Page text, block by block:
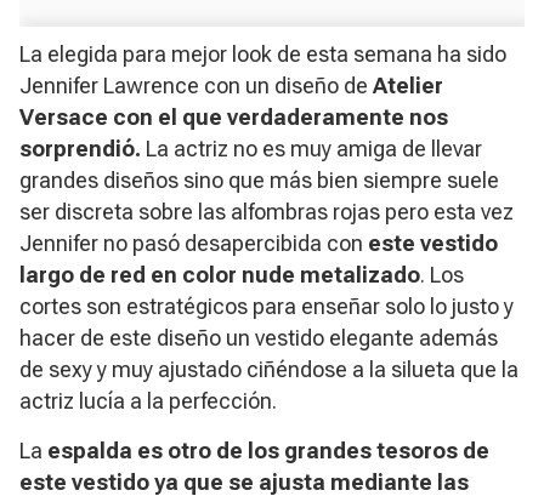
La elegida para mejor look de esta semana ha sido
Jennifer Lawrence con un diseño de Atelier
Versace con el que verdaderamente nos
sorprendió. La actriz no es muy amiga de llevar
grandes diseños sino que más bien siempre suele
ser discreta sobre las alfombras rojas pero esta vez
Jennifer no pasó desapercibida con este vestido
largo de red en color nude metalizado. Los
cortes son estratégicos para enseñar solo lo justo y
hacer de este diseño un vestido elegante además
de sexy y muy ajustado ciñéndose a la silueta que la
actriz lucía a la perfección.
La espalda es otro de los grandes tesoros de
este vestido ya que se ajusta mediante las